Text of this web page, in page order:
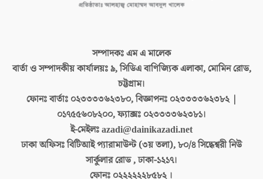
সম্পাদকঃএম এ মালেক
বার্তা ও সম্পাদকীয় কার্যালয়ঃ৯, সিডিএ বাণিজ্যিক এলাকা, মোমিন রোড,
চট্টগ্রাম।
ফোনঃ বার্তাঃ ০২৩৩৩৩৬২৩৮০, বিজ্ঞাপনঃ ০২৩৩৩৩৬২৩৮২ |
০১৭৫৫৬০৮২০০, ফ্যাক্সঃ ০২৩৩৩৩৬২৩৮১।
ই-মেইলঃazadi@dainikazadi.net
ঢাকা অফিসঃবিটিআই প্যারামাউন্ট (৩য় তলা), ৮০/৪ সিদ্ধেশ্বরী নিউ
সার্কুলার রোড , ঢাকা-১২১৭।
ফোনঃ ০২২২২২২৮৫৮২ ।